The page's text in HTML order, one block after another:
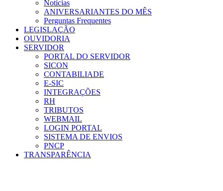
Notícias
ANIVERSARIANTES DO MÊS
Perguntas Frequentes
LEGISLAÇÃO
OUVIDORIA
SERVIDOR
PORTAL DO SERVIDOR
SICON
CONTABILIADE
E-SIC
INTEGRAÇÕES
RH
TRIBUTOS
WEBMAIL
LOGIN PORTAL
SISTEMA DE ENVIOS
PNCP
TRANSPARÊNCIA